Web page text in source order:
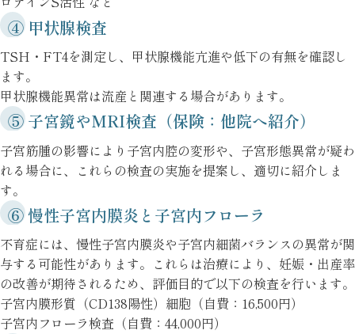
④ 甲状腺検査
TSH・FT4を測定し、甲状腺機能亢進や低下の有無を確認し
ます。
甲状腺機能異常は流産と関連する場合があります。
⑤ 子宮鏡やMRI検査（保険：他院へ紹介）
子宮筋腫の影響により子宮内腔の変形や、子宮形態異常が疑わ
れる場合に、これらの検査の実施を提案し、適切に紹介しま
す。
⑥ 慢性子宮内膜炎と子宮内フローラ
不育症には、慢性子宮内膜炎や子宮内細菌バランスの異常が関
与する可能性があります。これらは治療により、妊娠・出産率
の改善が期待されるため、評価目的で以下の検査を行います。
子宮内膜形質（CD138陽性）細胞（自費：16,500円）
子宮内フローラ検査（自費：44,000円）